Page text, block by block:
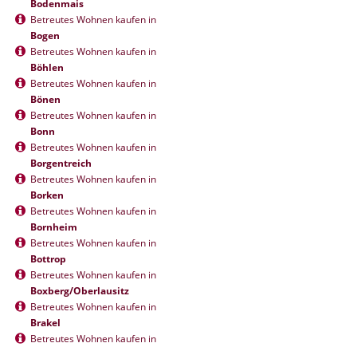
Bodenmais
Betreutes Wohnen kaufen in
Bogen
Betreutes Wohnen kaufen in
Böhlen
Betreutes Wohnen kaufen in
Bönen
Betreutes Wohnen kaufen in
Bonn
Betreutes Wohnen kaufen in
Borgentreich
Betreutes Wohnen kaufen in
Borken
Betreutes Wohnen kaufen in
Bornheim
Betreutes Wohnen kaufen in
Bottrop
Betreutes Wohnen kaufen in
Boxberg/Oberlausitz
Betreutes Wohnen kaufen in
Brakel
Betreutes Wohnen kaufen in